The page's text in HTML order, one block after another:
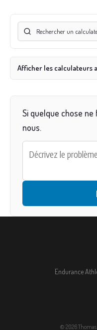
Afficher les calculateurs
Si quelque chose
nous.
Endurance
© 2026 Thomas